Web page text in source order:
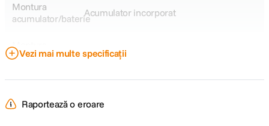
Montura
acumulator/baterieAcumulator incorporat
Montura
accesorii
Proprietar
Vezi mai multe specificații
Raportează o eroare